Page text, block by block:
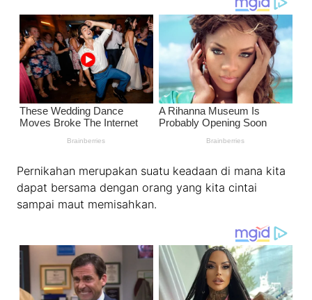
Pernikahan merupakan suatu keadaan di mana kita
dapat bersama dengan orang yang kita cintai
sampai maut memisahkan.